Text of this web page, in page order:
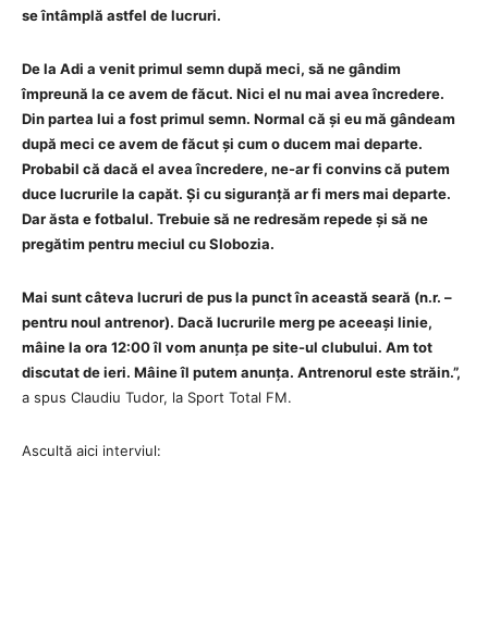
se întâmplă astfel de lucruri.
De la Adi a venit primul semn după meci, să ne gândim
împreună la ce avem de făcut. Nici el nu mai avea încredere.
Din partea lui a fost primul semn. Normal că și eu mă gândeam
după meci ce avem de făcut și cum o ducem mai departe.
Probabil că dacă el avea încredere, ne-ar fi convins că putem
duce lucrurile la capăt. Și cu siguranță ar fi mers mai departe.
Dar ăsta e fotbalul. Trebuie să ne redresăm repede și să ne
pregătim pentru meciul cu Slobozia.
Mai sunt câteva lucruri de pus la punct în această seară (n.r. –
pentru noul antrenor). Dacă lucrurile merg pe aceeași linie,
mâine la ora 12:00 îl vom anunța pe site-ul clubului. Am tot
discutat de ieri. Mâine îl putem anunța. Antrenorul este străin.”,
a spus Claudiu Tudor, la Sport Total FM.
Ascultă aici interviul: